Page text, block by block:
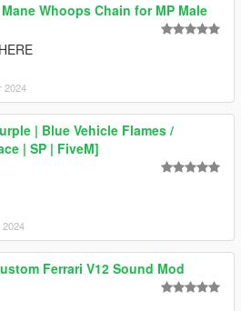
Whoops Chain for MP Male
2024
| Blue Vehicle Flames /
| SP | FiveM]
2024
Ferrari V12 Sound Mod